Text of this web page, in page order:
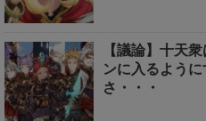
【議論】十天
ンに入るよう
さ・・・